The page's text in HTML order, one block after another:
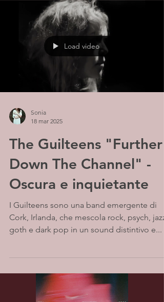
Load video
Sonia
18 mar 2025
The Guilteens "Further
Down The Channel" -
Oscura e inquietante
I Guilteens sono una band emergente di
Cork, Irlanda, che mescola rock, psych, jazz,
goth e dark pop in un sound distintivo e...